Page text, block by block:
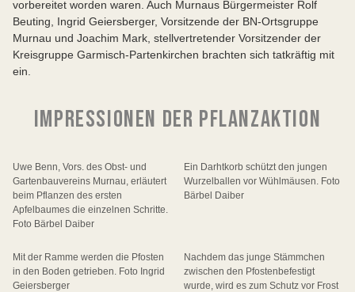
vorbereitet worden waren. Auch Murnaus Bürgermeister Rolf
Beuting, Ingrid Geiersberger, Vorsitzende der BN-Ortsgruppe
Murnau und Joachim Mark, stellvertretender Vorsitzender der
Kreisgruppe Garmisch-Partenkirchen brachten sich tatkräftig mit
ein.
IMPRESSIONEN DER PFLANZAKTION
Uwe Benn, Vors. des Obst- und
Gartenbauvereins Murnau, erläutert
beim Pflanzen des ersten
Apfelbaumes die einzelnen Schritte.
Foto Bärbel Daiber
Ein Darhtkorb schützt den jungen
Wurzelballen vor Wühlmäusen. Foto
Bärbel Daiber
Mit der Ramme werden die Pfosten
in den Boden getrieben. Foto Ingrid
Geiersberger
Nachdem das junge Stämmchen
zwischen den Pfostenbefestigt
wurde, wird es zum Schutz vor Frost